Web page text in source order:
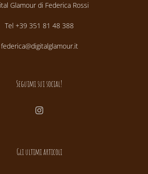
Glamour di Federica Rossi
Tel +39 351 81 48 388
federica@digitalglamour.it
Seguimi sui social!
Gli ultimi articoli